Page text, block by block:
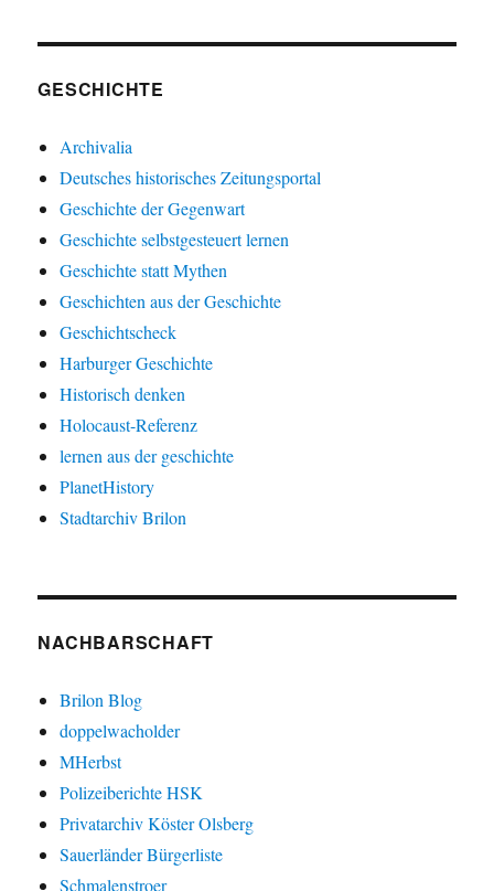
GESCHICHTE
Archivalia
Deutsches historisches Zeitungsportal
Geschichte der Gegenwart
Geschichte selbstgesteuert lernen
Geschichte statt Mythen
Geschichten aus der Geschichte
Geschichtscheck
Harburger Geschichte
Historisch denken
Holocaust-Referenz
lernen aus der geschichte
PlanetHistory
Stadtarchiv Brilon
NACHBARSCHAFT
Brilon Blog
doppelwacholder
MHerbst
Polizeiberichte HSK
Privatarchiv Köster Olsberg
Sauerländer Bürgerliste
Schmalenstroer